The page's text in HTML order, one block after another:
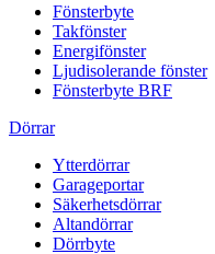
Fönsterbyte
Takfönster
Energifönster
Ljudisolerande fönster
Fönsterbyte BRF
Dörrar
Ytterdörrar
Garageportar
Säkerhetsdörrar
Altandörrar
Dörrbyte